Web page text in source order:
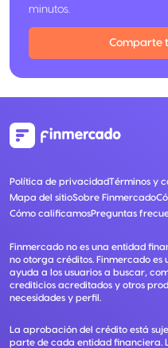
minutos.
Comparte
Política de privacidadTérminos y
Mapa del sitioSobre Finmercado
Cómo calificamosPreguntas
Finmercado no es una entidad
no otorga créditos. Finmercado
ayuda a los usuarios a buscar,
crediticios acreditados y otros
necesidades y perfil.
La aprobación del crédito está
parte de cada entidad financiera.